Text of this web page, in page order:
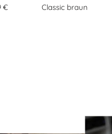
€ Classic braun